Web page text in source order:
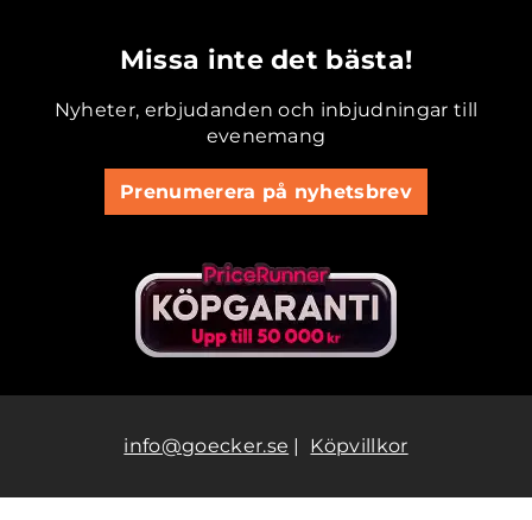
Missa inte det bästa!
Nyheter, erbjudanden och inbjudningar till
evenemang
Prenumerera på nyhetsbrev
info@goecker.se | Köpvillkor